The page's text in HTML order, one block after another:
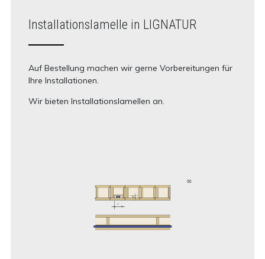
Installationslamelle in LIGNATUR
Auf Bestellung machen wir gerne Vorbereitungen für
Ihre Installationen.
Wir bieten Installationslamellen an.